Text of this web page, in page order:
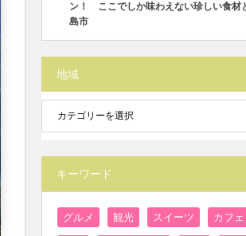
ン！ ここでしか味わえない珍しい食材
島市
地域
キーワード
グルメ 観光 スイーツ カフェ